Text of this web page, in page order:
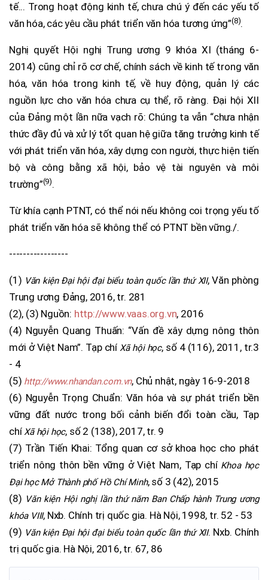
tế... Trong hoạt động kinh tế, chưa chú ý đến các yếu tố
văn hóa, các yêu cầu phát triển văn hóa tương ứng”(8).
Nghị quyết Hội nghị Trung ương 9 khóa XI (tháng 6-
2014) cũng chỉ rõ cơ chế, chính sách về kinh tế trong văn
hóa, văn hóa trong kinh tế, về huy động, quản lý các
nguồn lực cho văn hóa chưa cụ thể, rõ ràng. Đại hội XII
của Đảng một lần nữa vạch rõ: Chúng ta vẫn “chưa nhận
thức đầy đủ và xử lý tốt quan hệ giữa tăng trưởng kinh tế
với phát triển văn hóa, xây dựng con người, thực hiện tiến
bộ và công bằng xã hội, bảo vệ tài nguyên và môi
trường”(9).
Từ khía cạnh PTNT, có thể nói nếu không coi trọng yếu tố
phát triển văn hóa sẽ không thể có PTNT bền vững./.
-----------------
(1) Văn kiện Đại hội đại biểu toàn quốc lần thứ XII, Văn phòng
Trung ương Đảng, 2016, tr. 281
(2), (3) Nguồn: http://www.vaas.org.vn, 2016
(4) Nguyễn Quang Thuấn: “Vấn đề xây dựng nông thôn
mới ở Việt Nam”. Tạp chíXã hội học, số 4 (116), 2011, tr.3
- 4
(5) http://www.nhandan.com.vn, Chủ nhật, ngày 16-9-2018
(6) Nguyễn Trọng Chuẩn: Văn hóa và sự phát triển bền
vững đất nước trong bối cảnh biến đổi toàn cầu, Tạp
chíXã hội học, số 2 (138), 2017, tr. 9
(7) Trần Tiến Khai: Tổng quan cơ sở khoa học cho phát
triển nông thôn bền vững ở Việt Nam, Tạp chí Khoa học
Đại học Mở Thành phố Hồ Chí Minh, số 3 (42), 2015
(8) Văn kiện Hội nghị lần thứ năm Ban Chấp hành Trung ương
khóa VIII, Nxb. Chính trị quốc gia. Hà Nội, 1998, tr. 52 - 53
(9) Văn kiện Đại hội đại biểu toàn quốc lần thứ XII. Nxb. Chính
trị quốc gia. Hà Nội, 2016, tr. 67, 86